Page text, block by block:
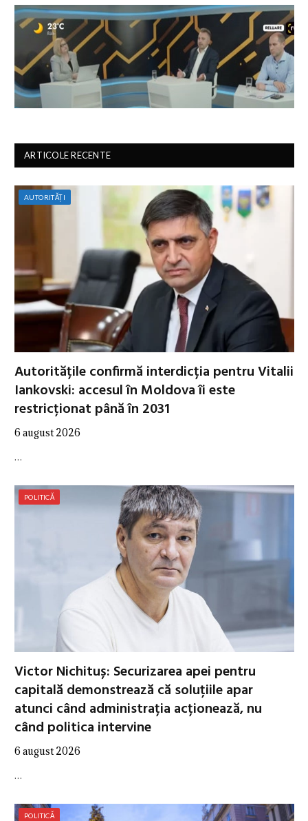
ARTICOLE RECENTE
AUTORITĂȚI
Autoritățile confirmă interdicția pentru Vitalii
Iankovski: accesul în Moldova îi este
restricționat până în 2031
6 august 2026
…
POLITICĂ
Victor Nichituș: Securizarea apei pentru
capitală demonstrează că soluțiile apar
atunci când administrația acționează, nu
când politica intervine
6 august 2026
…
POLITICĂ